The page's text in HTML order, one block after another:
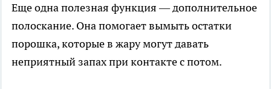
Еще одна полезная функция — дополнительное
полоскание. Она помогает вымыть остатки
порошка, которые в жару могут давать
неприятный запах при контакте с потом.